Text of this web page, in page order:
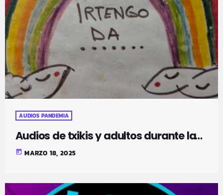
AUDIOS PANDEMIA
Audios de txikis y adultos durante la
pandemia
today MARZO 18, 2025